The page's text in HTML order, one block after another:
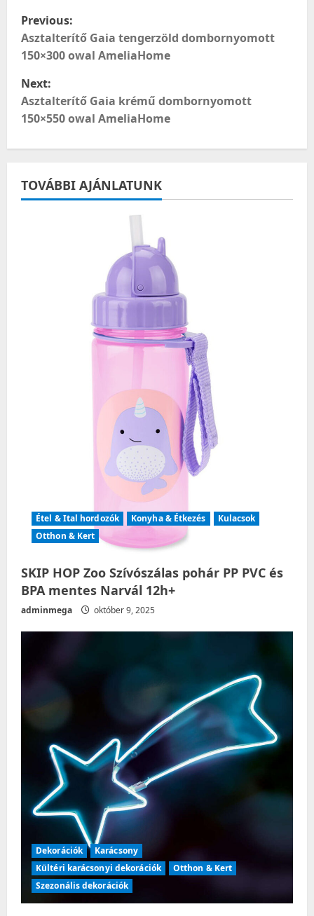
P
o
s
t
v
Previous:
Asztalterítő Gaia tengerzöld dombornyomott
150×300 owal AmeliaHome
Next:
Asztalterítő Gaia krémű dombornyomott
150×550 owal AmeliaHome
TOVÁBBI AJÁNLATUNK
Étel & Ital hordozók Konyha & Étkezés
Kulacsok
Otthon & Kert
SKIP HOP Zoo Szívószálas pohár PP PVC és
BPA mentes Narvál 12h+
adminmega október 9, 2025
Dekorációk
Karácsony
Kültéri karácsonyi dekorációk
Otthon & Kert
Szezonális dekorációk